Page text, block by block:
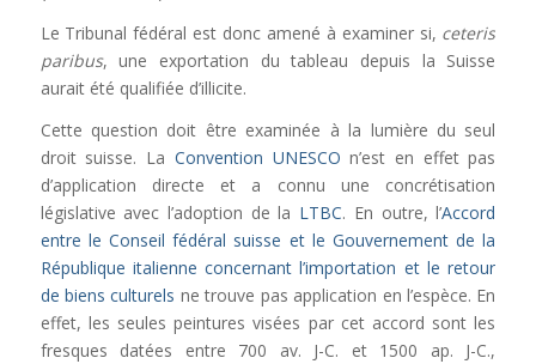
Le Tribunal fédéral est donc amené à examiner si, ceteris
paribus, une exportation du tableau depuis la Suisse
aurait été qualifiée d’illicite.
Cette question doit être examinée à la lumière du seul
droit suisse. La Convention UNESCO n’est en effet pas
d’application directe et a connu une concrétisation
législative avec l’adoption de la LTBC. En outre, l’Accord
entre le Conseil fédéral suisse et le Gouvernement de la
République italienne concernant l’importation et le retour
de biens culturels ne trouve pas application en l’espèce. En
effet, les seules peintures visées par cet accord sont les
fresques datées entre 700 av. J-C. et 1500 ap. J-C.,